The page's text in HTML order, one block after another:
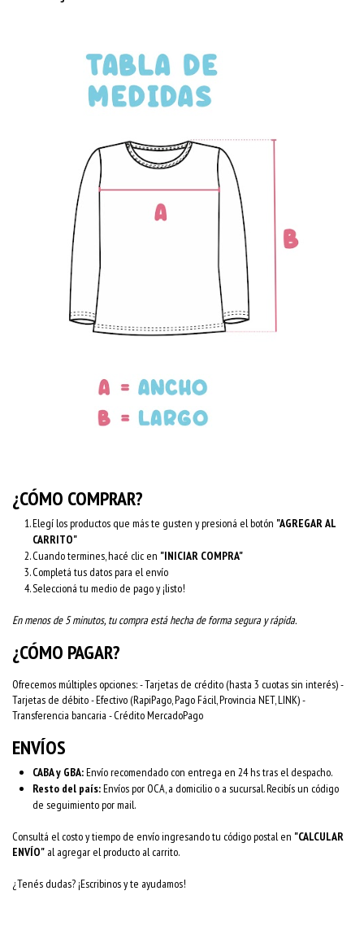
¿CÓMO COMPRAR?
Elegí los productos que más te gusten y presioná el botón "AGREGAR AL
CARRITO"
Cuando termines, hacé clic en "INICIAR COMPRA"
Completá tus datos para el envío
Seleccioná tu medio de pago y ¡listo!
En menos de 5 minutos, tu compra está hecha de forma segura y rápida.
¿CÓMO PAGAR?
Ofrecemos múltiples opciones: - Tarjetas de crédito (hasta 3 cuotas sin interés) -
Tarjetas de débito - Efectivo (RapiPago, Pago Fácil, Provincia NET, LINK) -
Transferencia bancaria - Crédito MercadoPago
ENVÍOS
CABA y GBA:Envío recomendado con entrega en 24 hs tras el despacho.
Resto del país:Envíos por OCA, a domicilio o a sucursal. Recibís un código
de seguimiento por mail.
Consultá el costo y tiempo de envío ingresando tu código postal en "CALCULAR
ENVÍO" al agregar el producto al carrito.
¿Tenés dudas? ¡Escribinos y te ayudamos!